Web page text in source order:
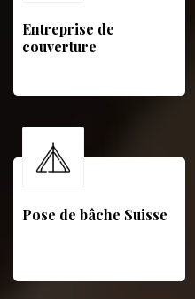
Entreprise de
couverture
Pose de bâche Suisse